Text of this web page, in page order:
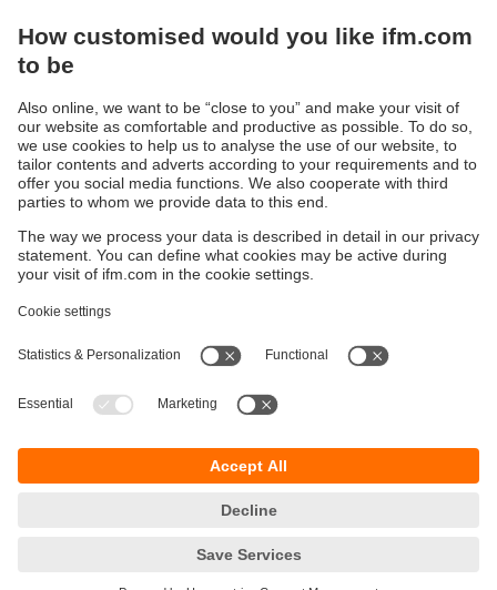
PM15 /
PM17
PM1602)
Retrouvez notre gamme complète decapteurs de
Durabilité
Conditions générales de vente
Sites (EN)
Responsible Disclosure
ifm efector Canada inc.
855-436-2262 (toll-free)